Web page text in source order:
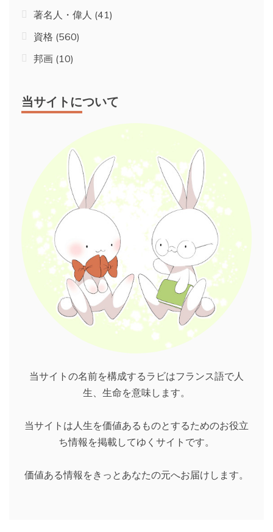
著名人・偉人 (41)
資格 (560)
邦画 (10)
当サイトについて
当サイトの名前を構成するラビはフランス語で人
生、生命を意味します。
当サイトは人生を価値あるものとするためのお役立
ち情報を掲載してゆくサイトです。
価値ある情報をきっとあなたの元へお届けします。